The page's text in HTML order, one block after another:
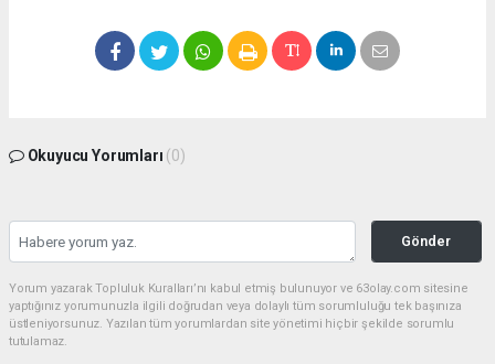
Okuyucu Yorumları (0)
Gönder
Yorum yazarak Topluluk Kuralları’nı kabul etmiş bulunuyor ve 63olay.com sitesine
yaptığınız yorumunuzla ilgili doğrudan veya dolaylı tüm sorumluluğu tek başınıza
üstleniyorsunuz. Yazılan tüm yorumlardan site yönetimi hiçbir şekilde sorumlu
tutulamaz.